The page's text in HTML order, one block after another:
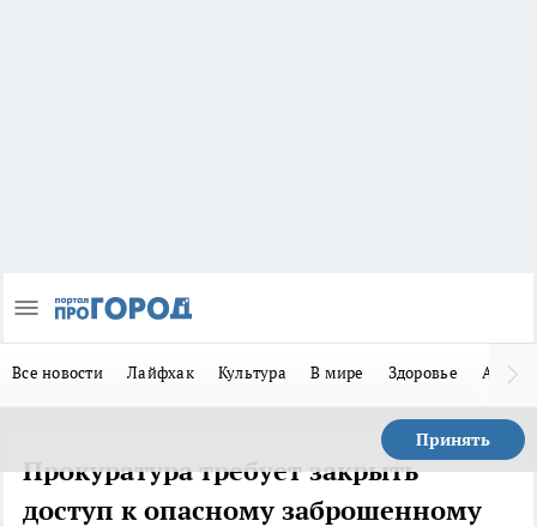
Все новости Лайфхак Культура В мире Здоровье Авто
Принять
Прокуратура требует закрыть
доступ к опасному заброшенному